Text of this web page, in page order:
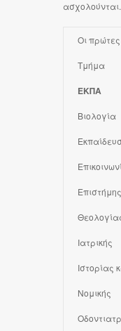
ασχολούνται.
Οι
Τμήμα
ΕΚΠΑ
Βιολογία
Ιατρικής
Ιστορίας
Νομικής